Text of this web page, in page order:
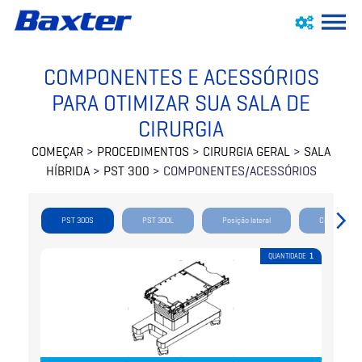
COMPONENTES E ACESSÓRIOS
PARA OTIMIZAR SUA SALA DE
CIRURGIA
COMEÇAR > PROCEDIMENTOS > CIRURGIA GERAL > SALA
HÍBRIDA> PST 300 > COMPONENTES/ACESSÓRIOS
PST 300S PST 300L Posição lateral Cintas de
QUANTIDADE 1